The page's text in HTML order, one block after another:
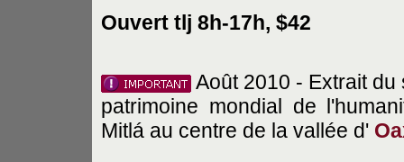
Ouvert tlj 8h-17h, $42
Août 2010 - Extrait
patrimoine mondial de
Mitlá au centre de la vallée d'